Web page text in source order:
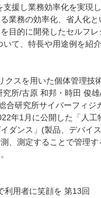
支援し業務効率化を実現
業務の効率化、省人化と
目的に開発したセルフ
て、特長や用途例を紹介
クスを用いた個体管理技
究所/古原 和邦・時田 俊
合研究所サイバーフィジ
年1月に公開した「人工
ダンス」(製品、デバイ
、測定することで管理
利用者に笑顔を 第13回